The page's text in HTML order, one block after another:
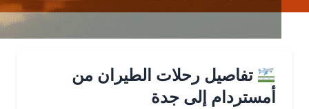
تفاصيل رحلات الطيران من
أمستردام إلى جدة